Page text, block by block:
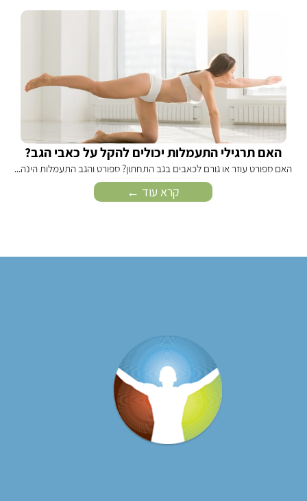
האם תרגילי התעמלות יכולים להקל על כאבי הגב?
האם ספורט עוזר או גורם לכאבים בגב התחתון? ספורט והגב התעמלות הינה...
קרא עוד ←